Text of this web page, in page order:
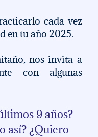
cada vez
en tu año 2025.
nos invita a
con algunas
9 años?
así? ¿Quiero